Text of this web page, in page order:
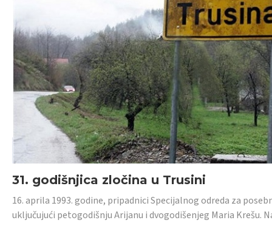
31. godišnjica zločina u Trusini
16. aprila 1993. godine, pripadnici Specijalnog odreda za
uključujući petogodišnju Arijanu i dvogodišenjeg Maria Krešu.